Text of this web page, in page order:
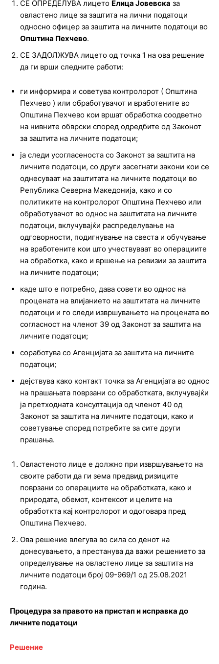
СЕ ОПРЕДЕЛУВА лицето Елица Јовевска за
овластено лице за заштита на лични податоци
односно офицер за заштита на личните податоци во
Општина Пехчево.
СЕ ЗАДОЛЖУВА лицето од точка 1 на ова решение
да ги врши следните работи:
ги информира и советува контролорот ( Општина
Пехчево ) или обработувачот и вработените во
Општина Пехчево кои вршат обработка соодветно
на нивните обврски според одредбите од Законот
за заштита на личните податоци;
ја следи усогласеноста со Законот за заштита на
личните податоци, со други засегнати закони кои се
однесуваат на заштитата на личните податоци во
Република Северна Македонија, како и со
политиките на контролорот Општина Пехчево или
обработувачот во однос на заштитата на личните
податоци, вклучувајќи распределување на
одговорности, подигнување на свеста и обучување
на вработените кои што учествуваат во операциите
на обработка, како и вршење на ревизии за заштита
на личните податоци;
каде што е потребно, дава совети во однос на
процената на влијанието на заштитата на личните
податоци и го следи извршувањето на процената во
согласност на членот 39 од Законот за заштита на
личните податоци;
соработува со Агенцијата за заштита на личните
податоци;
дејствува како контакт точка за Агенцијата во однос
на прашањата поврзани со обработката, вклучувајќи
ја претходната консултација од членот 40 од
Законот за заштита на личните податоци, како и
советување според потребите за сите други
прашања.
Овластеното лице е должно при извршувањето на
своите работи да ги зема предвид ризиците
поврзани со операциите на обработката, како и
природата, обемот, контексот и целите на
обработкта кај контролорот и одоговара пред
Општина Пехчево.
Ова решение влегува во сила со денот на
донесувањето, а престанува да важи решението за
определување на овластено лице за заштита на
личните податоци број 09-969/1 од 25.08.2021
година.
Процедура за правото на пристап и исправка до
личните податоци
Решение